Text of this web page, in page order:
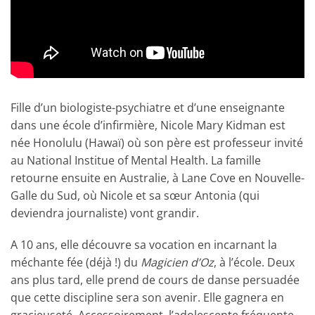
Fille d’un biologiste-psychiatre et d’une enseignante
dans une école d’infirmière, Nicole Mary Kidman est
née Honolulu (Hawaï) où son père est professeur invité
au National Institue of Mental Health. La famille
retourne ensuite en Australie, à Lane Cove en Nouvelle-
Galle du Sud, où Nicole et sa sœur Antonia (qui
deviendra journaliste) vont grandir.
A 10 ans, elle découvre sa vocation en incarnant la
méchante fée (déjà !) du Magicien d’Oz, à l’école. Deux
ans plus tard, elle prend de cours de danse persuadée
que cette discipline sera son avenir. Elle gagnera en